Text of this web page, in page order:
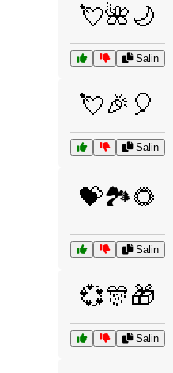
💘🌺🌙
Salin
💘🎉🎈
Salin
💝🏞️🌻
Salin
💞🎊🎁
Salin